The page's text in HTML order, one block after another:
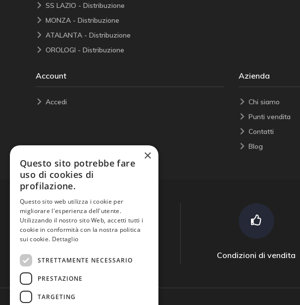
SS LAZIO - Distribuzione
MONZA - Distribuzione
ATALANTA - Distribuzione
OROLOGI - Distribuzione
Account
Accedi
Azienda
Chi siamo
Punti vendita
Contatti
Blog
Condizioni di vendita
×
Questo sito potrebbe fare
uso di cookies di
profilazione.
Questo sito web utilizza i cookie per
migliorare l'esperienza dell'utente.
Utilizzando il nostro sito Web, accetti tutti i
cookie in conformità con la nostra politica
sui cookie. Dettaglio
STRETTAMENTE NECESSARIO
PRESTAZIONE
TARGETING